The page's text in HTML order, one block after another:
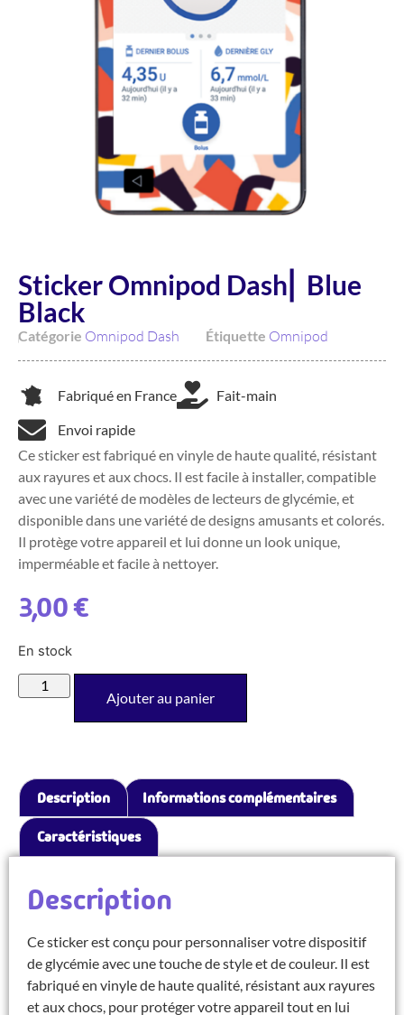
Sticker Omnipod Dash⎜ Blue
Black
Catégorie Omnipod Dash Étiquette Omnipod
Fabriqué en France Fait-main
Envoi rapide
Ce sticker est fabriqué en vinyle de haute qualité, résistant
aux rayures et aux chocs. Il est facile à installer, compatible
avec une variété de modèles de lecteurs de glycémie, et
disponible dans une variété de designs amusants et colorés.
Il protège votre appareil et lui donne un look unique,
imperméable et facile à nettoyer.
3,00€
En stock
Ajouter au panier
Description Informations complémentaires
Caractéristiques
Description
Ce sticker est conçu pour personnaliser votre dispositif
de glycémie avec une touche de style et de couleur. Il est
fabriqué en vinyle de haute qualité, résistant aux rayures
et aux chocs, pour protéger votre appareil tout en lui